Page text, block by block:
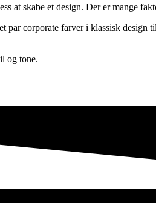
skabe et design. Der er mange
corporate farver i klassisk
og tone.